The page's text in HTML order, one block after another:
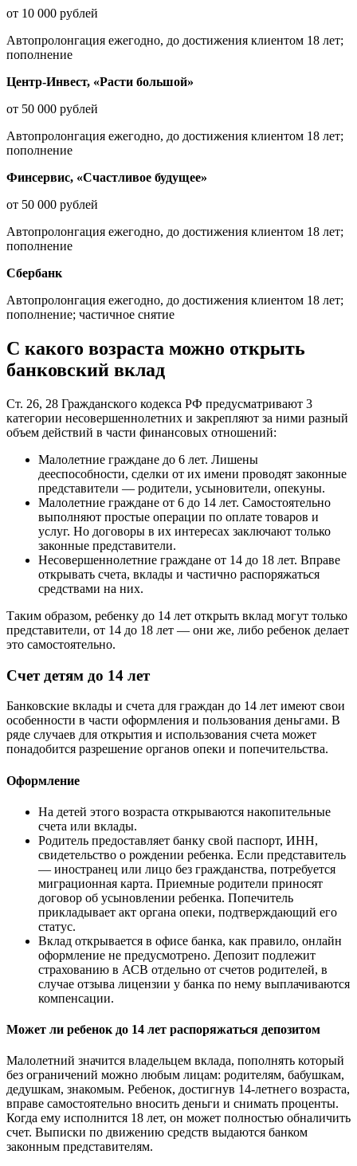
от 10 000 рублей
Автопролонгация ежегодно, до достижения клиентом 18 лет;
пополнение
Центр-Инвест, «Расти большой»
от 50 000 рублей
Автопролонгация ежегодно, до достижения клиентом 18 лет;
пополнение
Финсервис, «Счастливое будущее»
от 50 000 рублей
Автопролонгация ежегодно, до достижения клиентом 18 лет;
пополнение
Сбербанк
Автопролонгация ежегодно, до достижения клиентом 18 лет;
пополнение; частичное снятие
С какого возраста можно открыть
банковский вклад
Ст. 26, 28 Гражданского кодекса РФ предусматривают 3
категории несовершеннолетних и закрепляют за ними разный
объем действий в части финансовых отношений:
Малолетние граждане до 6 лет. Лишены
дееспособности, сделки от их имени проводят законные
представители — родители, усыновители, опекуны.
Малолетние граждане от 6 до 14 лет. Самостоятельно
выполняют простые операции по оплате товаров и
услуг. Но договоры в их интересах заключают только
законные представители.
Несовершеннолетние граждане от 14 до 18 лет. Вправе
открывать счета, вклады и частично распоряжаться
средствами на них.
Таким образом, ребенку до 14 лет открыть вклад могут только
представители, от 14 до 18 лет — они же, либо ребенок делает
это самостоятельно.
Счет детям до 14 лет
Банковские вклады и счета для граждан до 14 лет имеют свои
особенности в части оформления и пользования деньгами. В
ряде случаев для открытия и использования счета может
понадобится разрешение органов опеки и попечительства.
Оформление
На детей этого возраста открываются накопительные
счета или вклады.
Родитель предоставляет банку свой паспорт, ИНН,
свидетельство о рождении ребенка. Если представитель
— иностранец или лицо без гражданства, потребуется
миграционная карта. Приемные родители приносят
договор об усыновлении ребенка. Попечитель
прикладывает акт органа опеки, подтверждающий его
статус.
Вклад открывается в офисе банка, как правило, онлайн
оформление не предусмотрено. Депозит подлежит
страхованию в АСВ отдельно от счетов родителей, в
случае отзыва лицензии у банка по нему выплачиваются
компенсации.
Может ли ребенок до 14 лет распоряжаться депозитом
Малолетний значится владельцем вклада, пополнять который
без ограничений можно любым лицам: родителям, бабушкам,
дедушкам, знакомым. Ребенок, достигнув 14-летнего возраста,
вправе самостоятельно вносить деньги и снимать проценты.
Когда ему исполнится 18 лет, он может полностью обналичить
счет. Выписки по движению средств выдаются банком
законным представителям.